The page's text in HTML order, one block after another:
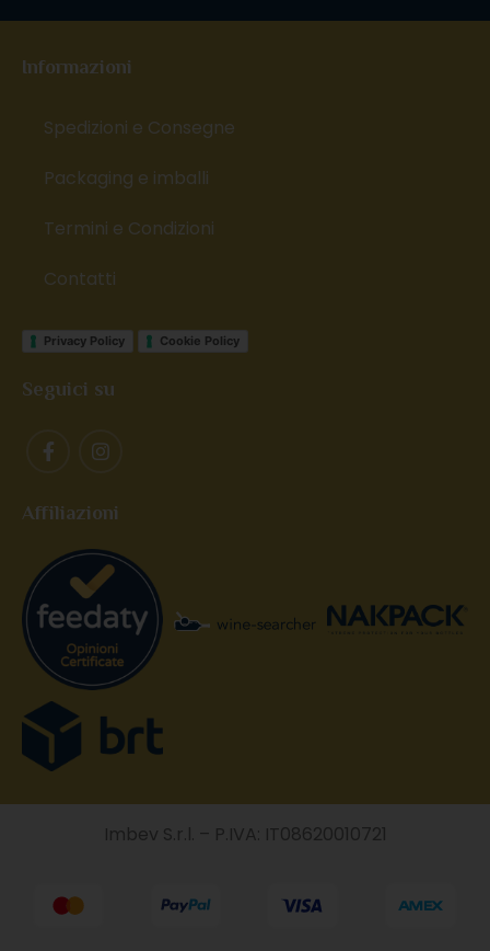
Informazioni
Spedizioni e Consegne
Packaging e imballi
Termini e Condizioni
Contatti
Privacy Policy Cookie Policy
Seguici su
Affiliazioni
Imbev S.r.l. – P.IVA: IT08620010721